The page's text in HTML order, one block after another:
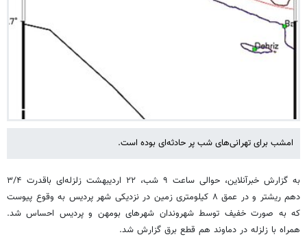
امشب برای تهرانی‌های شب پر حادثه‌ای بوده است.
به گزارش خبرآنلاین، حوالی ساعت ۹ شب، ۲۲ اردیبهشت زلزله‌ای باقدرت ۳/۴
دهم ریشتر و در عمق ۸ کیلومتری زمین در نزدیکی شهر پردیس به وقوع پیوست
که به صورت خفیف توسط شهروندان شهرهای بومهن و پردیس احساس شد.
همراه با زلزله در دماوند هم قطع برق گزارش شد.